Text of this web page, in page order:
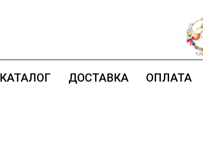
КАТАЛОГ ДОСТАВКА ОПЛАТА